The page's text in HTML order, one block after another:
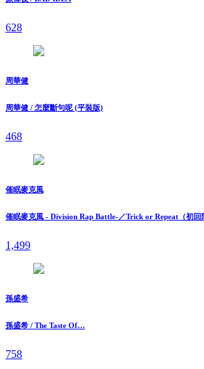
628
周華健
周華健 / 怎麼斷句呢 (平裝版)
468
催眠麥克風
催眠麥克風 - Division Rap Battle-／Trick or Repeat（初回
1,499
孫盛希
孫盛希 / The Taste Of…
758